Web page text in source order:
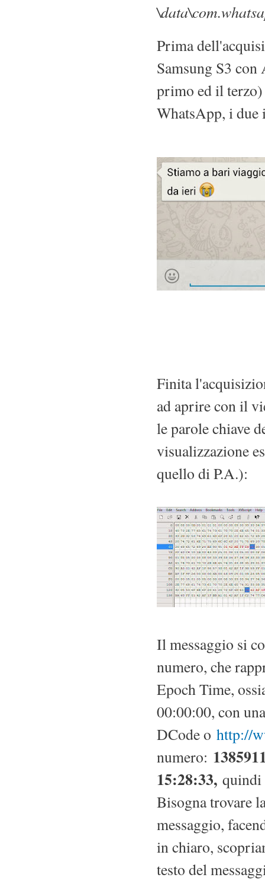
Prima
Samsung S3
primo ed il terzo)
WhatsApp, i due
Finita
ad aprire con il
le parole chiave
visualizzazione
quello di P.A.):
Il messaggio si
numero, che
Epoch Time,
00:00:00, con
DCode o http://
numero:
15:28:33, quindi
Bisogna trovare
messaggio,
in chiaro,
testo del